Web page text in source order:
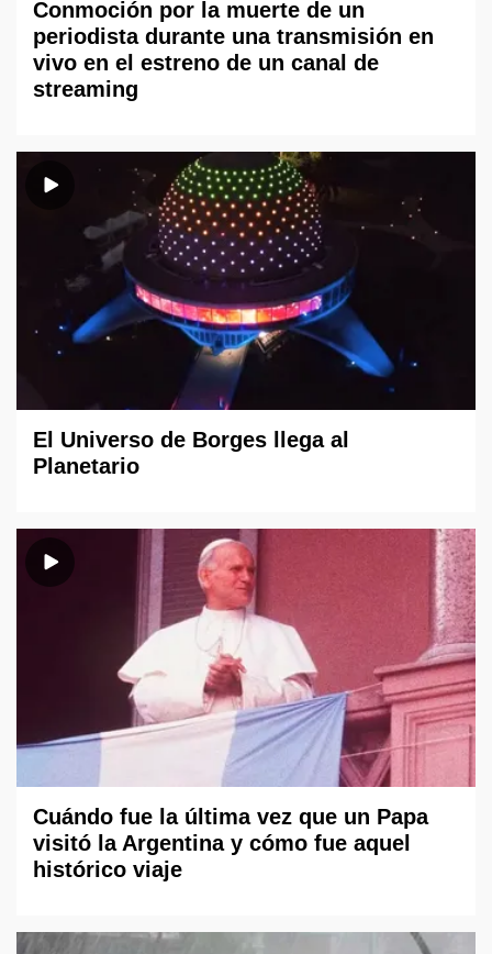
Conmoción por la muerte de un
periodista durante una transmisión en
vivo en el estreno de un canal de
streaming
El Universo de Borges llega al
Planetario
Cuándo fue la última vez que un Papa
visitó la Argentina y cómo fue aquel
histórico viaje